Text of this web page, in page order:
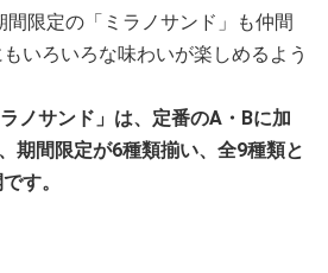
限定の「ミラノサンド」も仲間
いろいろな味わいが楽しめるよう
ノサンド」は、定番のA・Bに加
期間限定が6種類揃い、全9種類と
す。